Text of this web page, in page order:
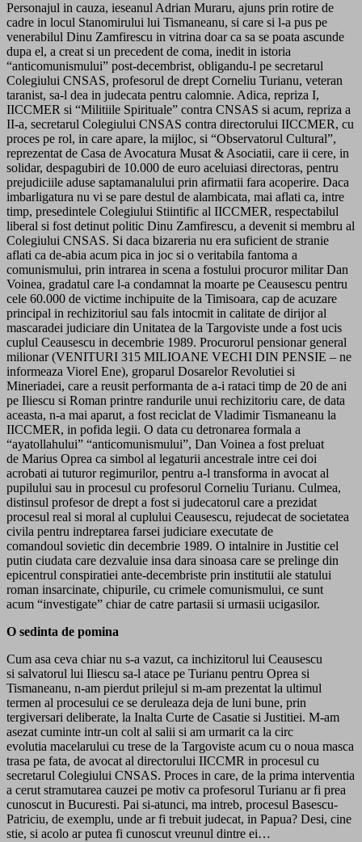
Personajul in cauza, ieseanul Adrian Muraru, ajuns prin rotire de
cadre in locul Stanomirului lui Tismaneanu, si care si l-a pus pe
venerabilul Dinu Zamfirescu in vitrina doar ca sa se poata ascunde
dupa el, a creat si un precedent de coma, inedit in istoria
“anticomunismului” post-decembrist, obligandu-l pe secretarul
Colegiului CNSAS, profesorul de drept Corneliu Turianu, veteran
taranist, sa-l dea in judecata pentru calomnie. Adica, repriza I,
IICCMER si “Militiile Spirituale” contra CNSAS si acum, repriza a
II-a, secretarul Colegiului CNSAS contra directorului IICCMER, cu
proces pe rol, in care apare, la mijloc, si “Observatorul Cultural”,
reprezentat de Casa de Avocatura Musat & Asociatii, care ii cere, in
solidar, despagubiri de 10.000 de euro aceluiasi directoras, pentru
prejudiciile aduse saptamanalului prin afirmatii fara acoperire. Daca
imbarligatura nu vi se pare destul de alambicata, mai aflati ca, intre
timp, presedintele Colegiului Stiintific al IICCMER, respectabilul
liberal si fost detinut politic Dinu Zamfirescu, a devenit si membru al
Colegiului CNSAS. Si daca bizareria nu era suficient de stranie
aflati ca de-abia acum pica in joc si o veritabila fantoma a
comunismului, prin intrarea in scena a fostului procuror militar Dan
Voinea, gradatul care l-a condamnat la moarte pe Ceausescu pentru
cele 60.000 de victime inchipuite de la Timisoara, cap de acuzare
principal in rechizitoriul sau fals intocmit in calitate de dirijor al
mascaradei judiciare din Unitatea de la Targoviste unde a fost ucis
cuplul Ceausescu in decembrie 1989. Procurorul pensionar general
milionar (VENITURI 315 MILIOANE VECHI DIN PENSIE – ne
informeaza Viorel Ene), groparul Dosarelor Revolutiei si
Mineriadei, care a reusit performanta de a-i rataci timp de 20 de ani
pe Iliescu si Roman printre randurile unui rechizitoriu care, de data
aceasta, n-a mai aparut, a fost reciclat de Vladimir Tismaneanu la
IICCMER, in pofida legii. O data cu detronarea formala a
“ayatollahului” “anticomunismului”, Dan Voinea a fost preluat
de Marius Oprea ca simbol al legaturii ancestrale intre cei doi
acrobati ai tuturor regimurilor, pentru a-l transforma in avocat al
pupilului sau in procesul cu profesorul Corneliu Turianu. Culmea,
distinsul profesor de drept a fost si judecatorul care a prezidat
procesul real si moral al cuplului Ceausescu, rejudecat de societatea
civila pentru indreptarea farsei judiciare executate de
comandoul sovietic din decembrie 1989. O intalnire in Justitie cel
putin ciudata care dezvaluie insa dara sinoasa care se prelinge din
epicentrul conspiratiei ante-decembriste prin institutii ale statului
roman insarcinate, chipurile, cu crimele comunismului, ce sunt
acum “investigate” chiar de catre partasii si urmasii ucigasilor.
O sedinta de pomina
Cum asa ceva chiar nu s-a vazut, ca inchizitorul lui Ceausescu
si salvatorul lui Iliescu sa-l atace pe Turianu pentru Oprea si
Tismaneanu, n-am pierdut prilejul si m-am prezentat la ultimul
termen al procesului ce se deruleaza deja de luni bune, prin
tergiversari deliberate, la Inalta Curte de Casatie si Justitiei. M-am
asezat cuminte intr-un colt al salii si am urmarit ca la circ
evolutia macelarului cu trese de la Targoviste acum cu o noua masca
trasa pe fata, de avocat al directorului IICCMR in procesul cu
secretarul Colegiului CNSAS. Proces in care, de la prima interventia
a cerut stramutarea cauzei pe motiv ca profesorul Turianu ar fi prea
cunoscut in Bucuresti. Pai si-atunci, ma intreb, procesul Basescu-
Patriciu, de exemplu, unde ar fi trebuit judecat, in Papua? Desi, cine
stie, si acolo ar putea fi cunoscut vreunul dintre ei…